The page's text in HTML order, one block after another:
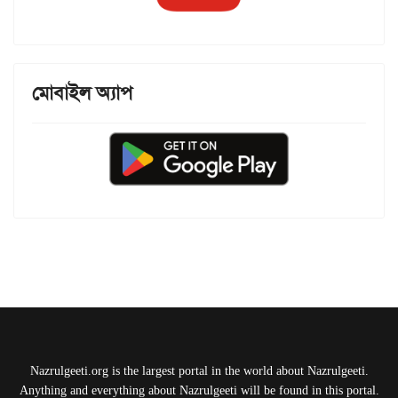
মোবাইল অ্যাপ
Nazrulgeeti.org is the largest portal in the world about Nazrulgeeti.
Anything and everything about Nazrulgeeti will be found in this portal.